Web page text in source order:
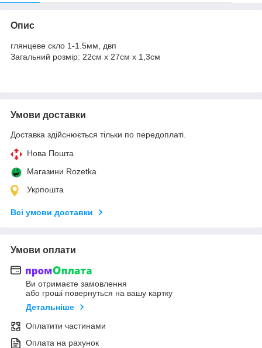
Опис
глянцеве скло 1-1.5мм, двп
Загальний розмір: 22см х 27см х 1,3см
Умови доставки
Доставка здійснюється тільки по передоплаті.
Нова Пошта
Магазини Rozetka
Укрпошта
Всі умови доставки
Умови оплати
Ви отримаєте замовлення
або гроші повернуться на вашу картку
Детальніше
Оплатити частинами
Оплата на рахунок